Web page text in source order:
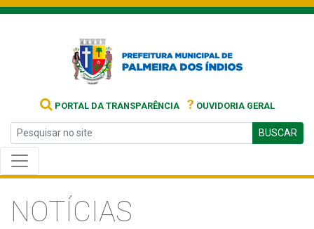
PORTAL DA TRANSPARÊNCIA ? OUVIDORIA GERAL
BUSCAR
NOTÍCIAS